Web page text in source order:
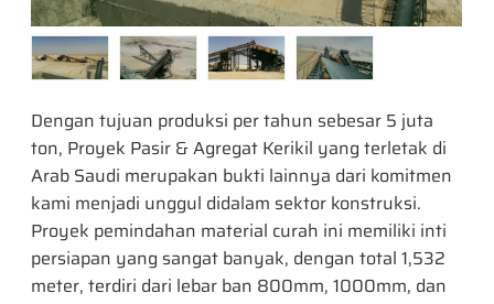
Dengan tujuan produksi per tahun sebesar 5 juta
ton, Proyek Pasir & Agregat Kerikil yang terletak di
Arab Saudi merupakan bukti lainnya dari komitmen
kami menjadi unggul didalam sektor konstruksi.
Proyek pemindahan material curah ini memiliki inti
persiapan yang sangat banyak, dengan total 1,532
meter, terdiri dari lebar ban 800mm, 1000mm, dan